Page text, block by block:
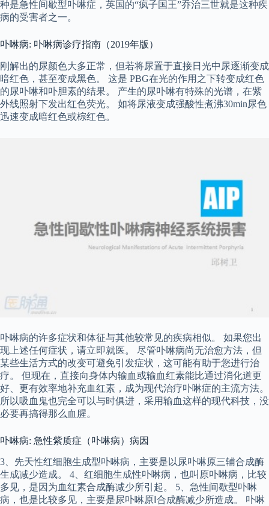
种是急性间歇型卟啉症，英国的“疯子国王”乔治三世就是这种疾
病的受害者之一。
卟啉病: 卟啉病诊疗指南（2019年版）
刚解出的尿颜色大多正常，但若将尿置于直接日光中尿逐渐变成
暗红色，甚至变成黑色。 这是 PBG在光的作用之下转变成红色
的尿卟啉和卟胆素的结果。 产生的尿卟啉有特殊的光谱，在紫
外线照射下发出红色荧光。 如将尿液变成强酸性煮沸30min尿色
迅速变成暗红色或棕红色。
卟啉病的许多症状和体征与其他较常见的疾病相似。 如果您出
现上述任何症状，请立即就医。 尽管卟啉病尚无治愈方法，但
某些生活方式的改变可避免引发症状，这可能有助于您进行治
疗。 但现在，直接向身体内输血或输血红素能比通过消化道更
好、更有效率地补充血红素，成为现代治疗卟啉症的主流方法。
所以吸血鬼也完全可以与时俱进，采用输血这样的现代科技，没
必要再搞得那么血腥。
卟啉病: 急性紫质症（卟啉病）病因
3、先天性红细胞生成型卟啉病，主要是以尿卟啉原三辅合成酶
生成减少造成。 4、红细胞生成性卟啉病，也叫原卟啉病，比较
多见，是因为血红素合成酶减少所引起。 5、急性间歇型卟啉
病，也是比较多见，主要是尿卟啉原Ⅰ合成酶减少所造成。 卟啉